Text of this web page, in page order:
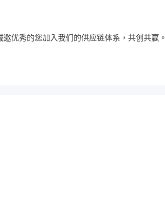
优秀的您加入我们的供应链体系，共创共赢。